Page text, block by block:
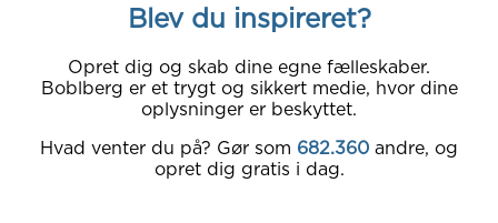
Blev du inspireret?
Opret dig og skab dine egne fælleskaber.
Boblberg er et trygt og sikkert medie, hvor dine
oplysninger er beskyttet.
Hvad venter du på? Gør som 682.360 andre, og
opret dig gratis i dag.